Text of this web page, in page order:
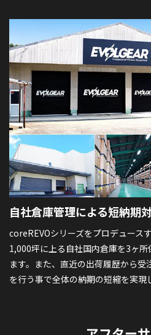
自社倉庫管理による短納期
coreREVOシリーズをプロデュース
1,000坪に上る自社国内倉庫を3ヶ
ます。また、直近の出荷履歴から
を行う事で全体の納期の短縮を実現